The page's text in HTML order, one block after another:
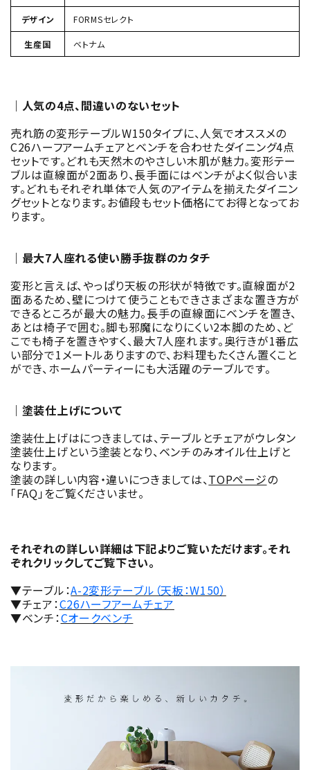
デザイン FORMSセレクト
生産国 ベトナム
｜人気の4点、間違いのないセット
売れ筋の変形テーブルW150タイプに、人気でオススメの
C26ハーフアームチェアとベンチを合わせたダイニング4点
セットです。どれも天然木のやさしい木肌が魅力。変形テー
ブルは直線面が2面あり、長手面にはベンチがよく似合いま
す。どれもそれぞれ単体で人気のアイテムを揃えたダイニン
グセットとなります。お値段もセット価格にてお得となってお
ります。
｜最大7人座れる使い勝手抜群のカタチ
変形と言えば、やっぱり天板の形状が特徴です。直線面が2
面あるため、壁につけて使うこともできさまざまな置き方が
できるところが最大の魅力。長手の直線面にベンチを置き、
あとは椅子で囲む。脚も邪魔になりにくい2本脚のため、ど
こでも椅子を置きやすく、最大7人座れます。奥行きが1番広
い部分で1メートルありますので、お料理もたくさん置くこと
ができ、ホームパーティーにも大活躍のテーブルです。
｜塗装仕上げについて
塗装仕上げはにつきましては、テーブルとチェアがウレタン
塗装仕上げという塗装となり、ベンチのみオイル仕上げと
なります。
塗装の詳しい内容・違いにつきましては、TOPページの
「FAQ」をご覧くださいませ。
それぞれの詳しい詳細は下記よりご覧いただけます。それ
ぞれクリックしてご覧下さい。
▼テーブル：A-2変形テーブル（天板：W150）
▼チェア：C26ハーフアームチェア
▼ベンチ：Cオークベンチ